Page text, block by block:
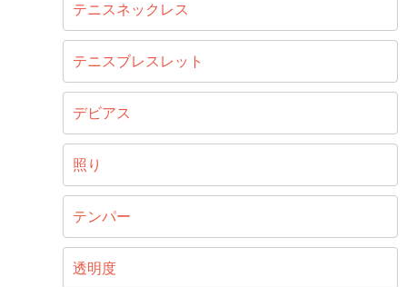
テニスネックレス
テニスブレスレット
デビアス
照り
テンパー
透明度